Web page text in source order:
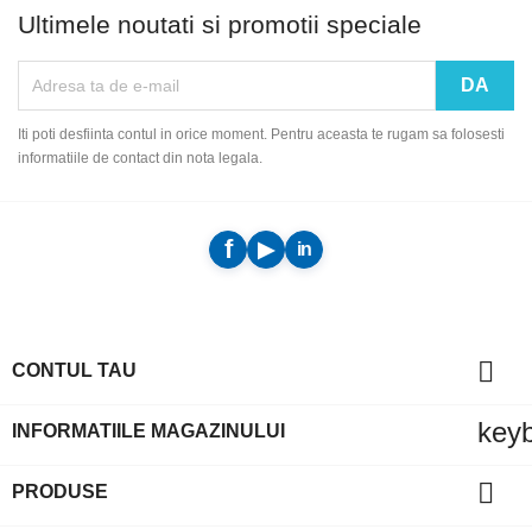
Ultimele noutati si promotii speciale
Iti poti desfiinta contul in orice moment. Pentru aceasta te rugam sa folosesti
informatiile de contact din nota legala.
CONTUL TAU 
INFORMATIILE MAGAZINULUI
PRODUSE 